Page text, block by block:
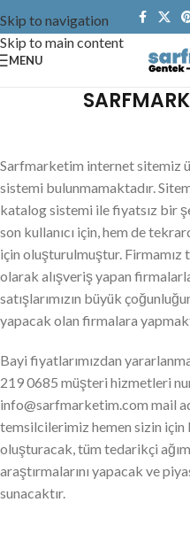
Skip to navigation
Skip to main content
MENU
Sarfmarketim internet sitemiz
sistemi bulunmamaktadır.
katalog sistemi ile fiyatsız bir
son kullanıcı için, hem de
için oluşturulmuştur. Firmamız
olarak alışveriş yapan
satışlarımızın büyük
yapacak olan firmalara
Bayi fiyatlarımızdan
219 0685 müşteri hizmetleri
info@sarfmarketim.com mail
temsilcilerimiz hemen sizin için
oluşturacak, tüm tedarikçi
araştırmalarını yapacak ve
sunacaktır.